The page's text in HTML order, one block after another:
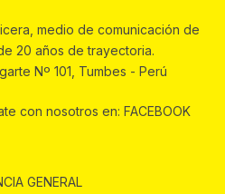
medio de comunicación de
20 años de trayectoria.
Nº 101, Tumbes - Perú
con nosotros en: FACEBOOK
GENERAL